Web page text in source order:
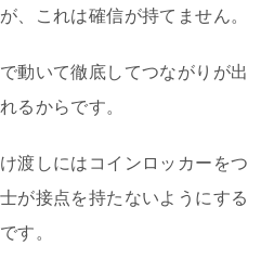
、これは確信が持てません。
動いて徹底してつながりが出
るからです。
渡しにはコインロッカーをつ
が接点を持たないようにする
す。